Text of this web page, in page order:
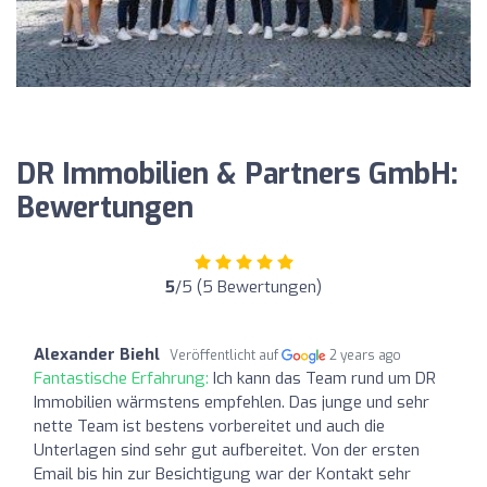
DR Immobilien & Partners GmbH:
Bewertungen
5/5 (5 Bewertungen)
Alexander Biehl Veröffentlicht auf 2 years ago
Fantastische Erfahrung: Ich kann das Team rund um DR
Immobilien wärmstens empfehlen. Das junge und sehr
nette Team ist bestens vorbereitet und auch die
Unterlagen sind sehr gut aufbereitet. Von der ersten
Email bis hin zur Besichtigung war der Kontakt sehr